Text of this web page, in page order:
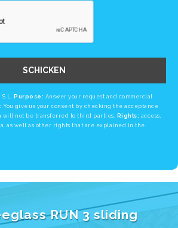
SCHICKEN
S.L. Purpose: Answer your request and commercial
You give us your consent by checking the acceptance
will not be transferred to third parties. Rights: access,
as well as other rights that are explained in the
RUN 3 sliding